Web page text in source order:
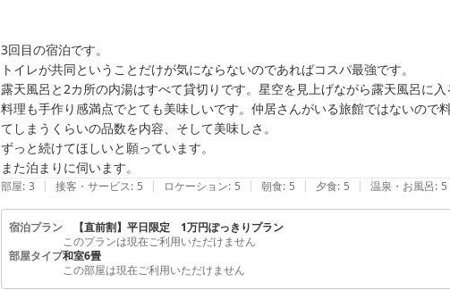
3回目の宿泊です。
トイレが共同ということだけが気にならないのであればコスパ最強です。
露天風呂と2カ所の内湯はすべて貸切りです。星空を見上げながら露天風呂に入
料理も手作り感満点でとても美味しいです。仲居さんがいる旅館ではないので
てしまうくらいの品数を内容、そして美味しさ。
ずっと続けてほしいと願っています。
また泊まりに伺います。
部屋: 3 | 接客・サービス: 5 | ロケーション: 5 | 朝食: 5 | 夕食: 5 | 温泉・お風呂: 5
宿泊プラン 【直前割】平日限定 1万円ぽっきりプラン
このプランは現在ご利用いただけません
部屋タイプ和室6畳
この部屋は現在ご利用いただけません